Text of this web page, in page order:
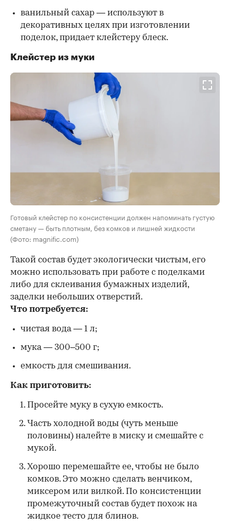
ванильный сахар — используют в
декоративных целях при изготовлении
поделок, придает клейстеру блеск.
Клейстер из муки
Готовый клейстер по консистенции должен напоминать густую
сметану — быть плотным, без комков и лишней жидкости
(Фото: magnific.com)
Такой состав будет экологически чистым, его
можно использовать при работе с поделками
либо для склеивания бумажных изделий,
заделки небольших отверстий.
Что потребуется:
чистая вода — 1 л;
мука — 300–500 г;
емкость для смешивания.
Как приготовить:
Просейте муку в сухую емкость.
Часть холодной воды (чуть меньше
половины) налейте в миску и смешайте с
мукой.
Хорошо перемешайте ее, чтобы не было
комков. Это можно сделать венчиком,
миксером или вилкой. По консистенции
промежуточный состав будет похож на
жидкое тесто для блинов.